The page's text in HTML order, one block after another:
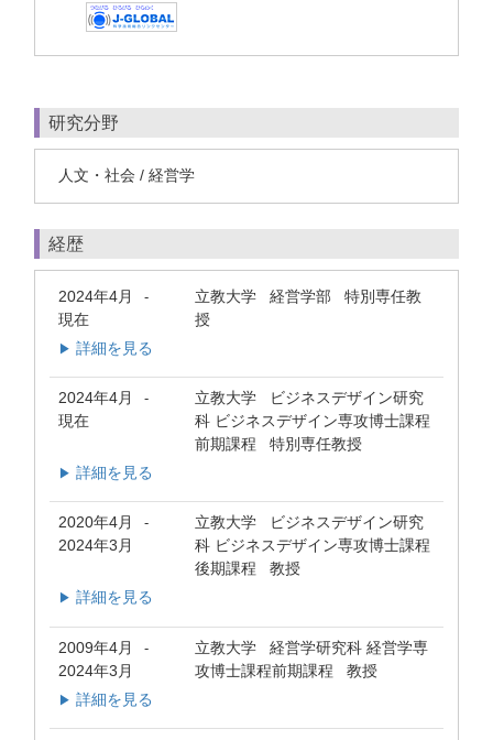
研究分野
人文・社会 / 経営学
経歴
2024年4月 -
現在
立教大学 経営学部 特別専任教
授
▶ 詳細を見る
2024年4月 -
現在
立教大学 ビジネスデザイン研究
科 ビジネスデザイン専攻博士課程
前期課程 特別専任教授
▶ 詳細を見る
2020年4月 -
2024年3月
立教大学 ビジネスデザイン研究
科 ビジネスデザイン専攻博士課程
後期課程 教授
▶ 詳細を見る
2009年4月 -
2024年3月
立教大学 経営学研究科 経営学専
攻博士課程前期課程 教授
▶ 詳細を見る